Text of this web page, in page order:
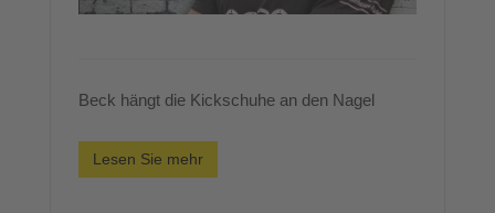
Beck hängt die Kickschuhe an den Nagel
Lesen Sie mehr